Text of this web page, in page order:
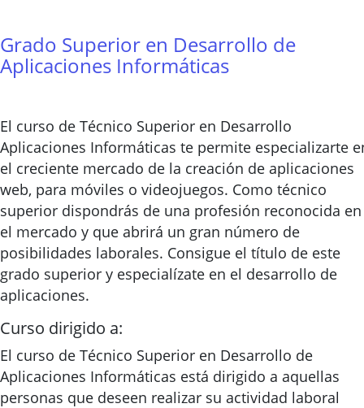
Grado Superior en Desarrollo de
Aplicaciones Informáticas
El curso de Técnico Superior en Desarrollo
Aplicaciones Informáticas te permite especializarte
el creciente mercado de la creación de aplicaciones
web, para móviles o videojuegos. Como técnico
superior dispondrás de una profesión reconocida en
el mercado y que abrirá un gran número de
posibilidades laborales. Consigue el título de este
grado superior y especialízate en el desarrollo de
aplicaciones.
Curso dirigido a:
El curso de Técnico Superior en Desarrollo de
Aplicaciones Informáticas está dirigido a aquellas
personas que deseen realizar su actividad laboral